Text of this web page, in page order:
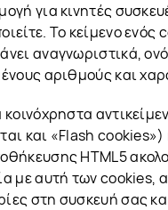
για κινητές
Το κείμενο ενός
αναγνωριστικά,
αριθμούς και
κοινόχρηστα
και «Flash cookies»)
HTML5
με αυτή των cookies,
στη συσκευή σας